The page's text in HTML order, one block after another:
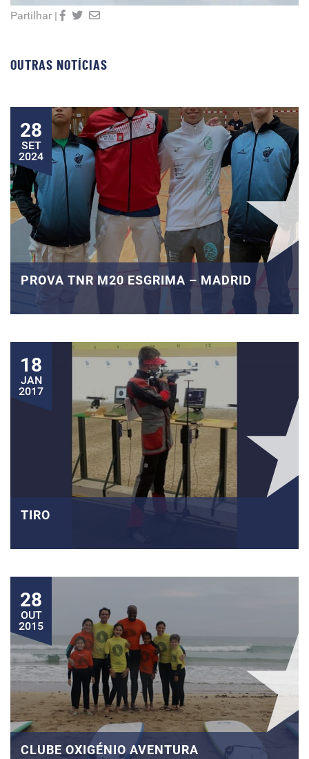
Partilhar |
OUTRAS NOTÍCIAS
28
SET
2024
PROVA TNR M20 ESGRIMA – MADRID
18
JAN
2017
TIRO
28
OUT
2015
CLUBE OXIGÉNIO AVENTURA